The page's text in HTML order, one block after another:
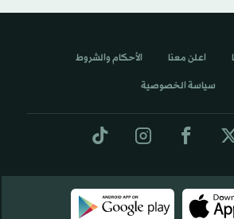
اعلن معنا الأحكام والشروط
سياسة الخصوصية